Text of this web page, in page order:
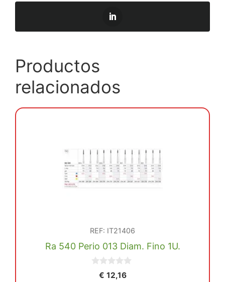
Productos
relacionados
REF: IT21406
Ra 540 Perio 013 Diam. Fino 1U.
€ 12,16